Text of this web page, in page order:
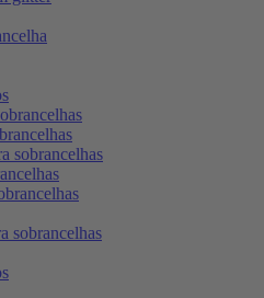
sobrancelhas
sobrancelhas